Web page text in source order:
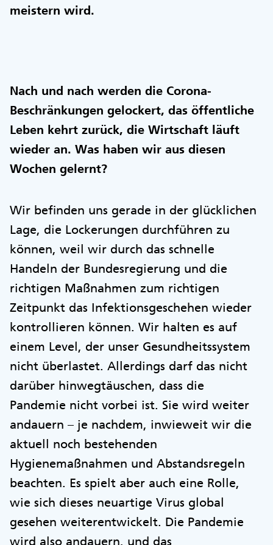
meistern wird.
Nach und nach werden die Corona-
Beschränkungen gelockert, das öffentliche
Leben kehrt zurück, die Wirtschaft läuft
wieder an. Was haben wir aus diesen
Wochen gelernt?
Wir befinden uns gerade in der glücklichen
Lage, die Lockerungen durchführen zu
können, weil wir durch das schnelle
Handeln der Bundesregierung und die
richtigen Maßnahmen zum richtigen
Zeitpunkt das Infektionsgeschehen wieder
kontrollieren können. Wir halten es auf
einem Level, der unser Gesundheitssystem
nicht überlastet. Allerdings darf das nicht
darüber hinwegtäuschen, dass die
Pandemie nicht vorbei ist. Sie wird weiter
andauern – je nachdem, inwieweit wir die
aktuell noch bestehenden
Hygienemaßnahmen und Abstandsregeln
beachten. Es spielt aber auch eine Rolle,
wie sich dieses neuartige Virus global
gesehen weiterentwickelt. Die Pandemie
wird also andauern, und das